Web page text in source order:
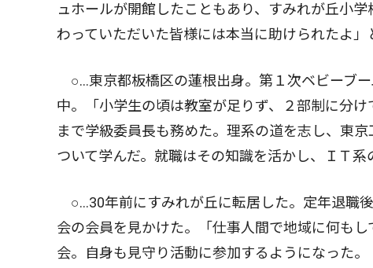
ュホールが開館したこともあり、すみれが丘小
わっていただいた皆様には本当に助けられたよ」
○…東京都板橋区の蓮根出身。第１次ベビーブ
中。「小学生の頃は教室が足りず、２部制に分
まで学級委員長も務めた。理系の道を志し、東
ついて学んだ。就職はその知識を活かし、ＩＴ系
○…30年前にすみれが丘に転居した。定年退職
会の会員を見かけた。「仕事人間で地域に何も
会。自身も見守り活動に参加するようになった